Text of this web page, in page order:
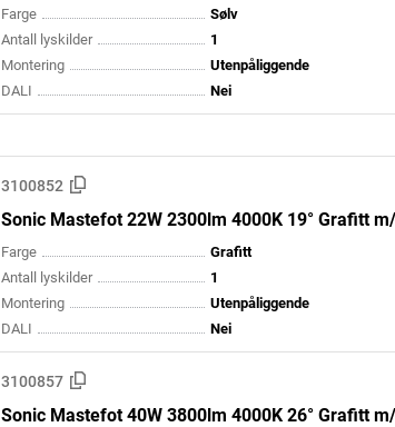
Farge Sølv
Antall lyskilder
1
Montering
Utenpåliggende
DALI
Nei
3100852
Sonic Mastefot 22W 2300lm 4000K 19° Grafitt
Farge Grafitt
Antall lyskilder
1
Montering
Utenpåliggende
DALI
Nei
3100857
Sonic Mastefot 40W 3800lm 4000K 26° Grafitt